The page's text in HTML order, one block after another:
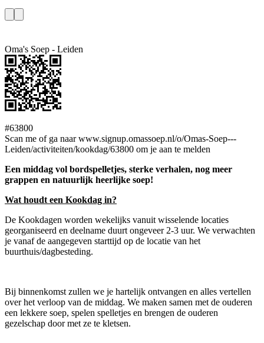
Oma's Soep - Leiden
#63800
Scan me of ga naar www.signup.omassoep.nl/o/Omas-Soep---
Leiden/activiteiten/kookdag/63800 om je aan te melden
Een middag vol bordspelletjes, sterke verhalen, nog meer
grappen en natuurlijk heerlijke soep!
Wat houdt een Kookdag in?
De Kookdagen worden wekelijks vanuit wisselende locaties
georganiseerd en deelname duurt ongeveer 2-3 uur. We verwachten
je vanaf de aangegeven starttijd op de locatie van het
buurthuis/dagbesteding.
Bij binnenkomst zullen we je hartelijk ontvangen en alles vertellen
over het verloop van de middag. We maken samen met de ouderen
een lekkere soep, spelen spelletjes en brengen de ouderen
gezelschap door met ze te kletsen.